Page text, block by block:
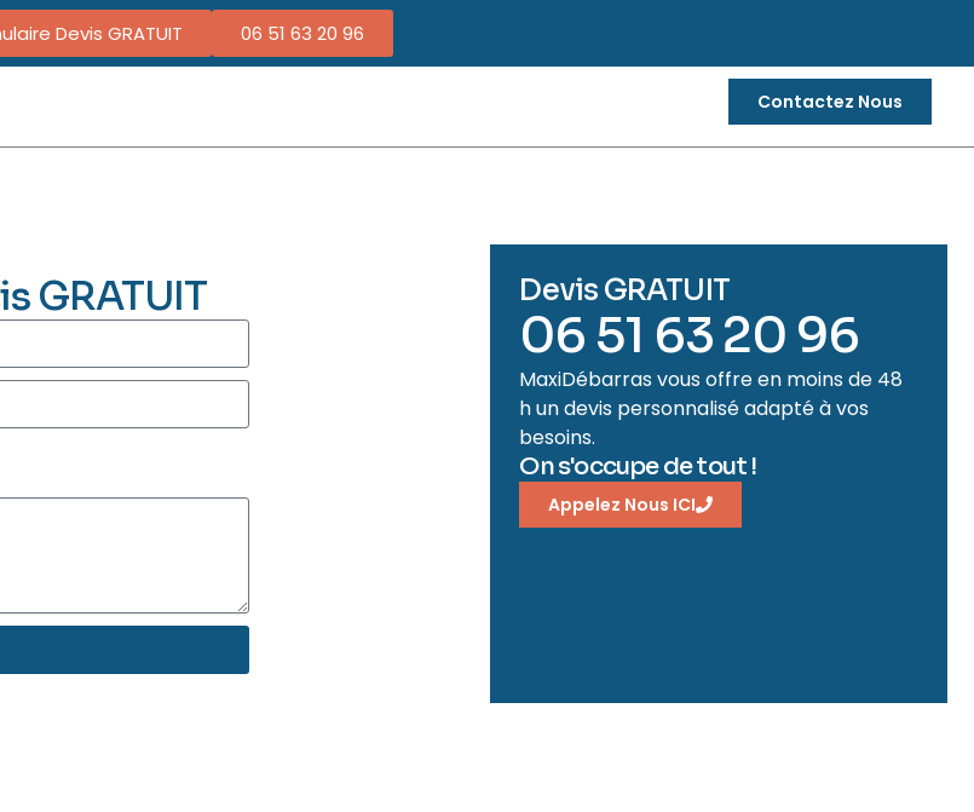
Devis GRATUIT 06 51 63 20 96
Contactez Nous
GRATUIT Devis GRATUIT
06 51 63 20 96
MaxiDébarras vous offre en moins de 48
h un devis personnalisé adapté à vos
besoins.
On s'occupe de tout !
Appelez Nous ICI